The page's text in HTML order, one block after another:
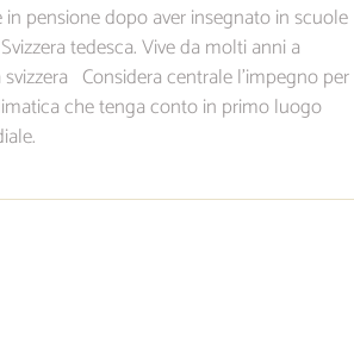
in pensione dopo aver insegnato in scuole
tedesca. Vive da molti anni a
Considera centrale l’impegno per
che tenga conto in primo luogo